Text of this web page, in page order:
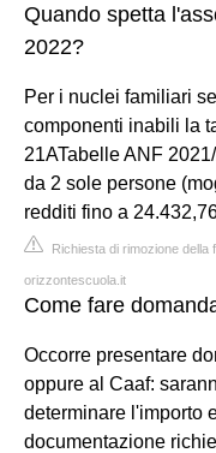
Quando spetta
2022?
Per i nuclei familiari
componenti inabili la
21ATabelle ANF
da 2 sole persone
redditi fino a
Richiesta di rimozione della
orizzontescuola.it
Come fare
Occorre presentare
oppure al Caaf:
determinare l'importo
documentazione